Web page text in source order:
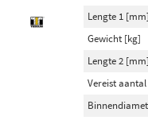
Veerpoot (47)
Demper niet
Dempermodule (14)
Lengte 1 [mm]
Gewicht [kg]
Lengte 2 [mm]
Vereist